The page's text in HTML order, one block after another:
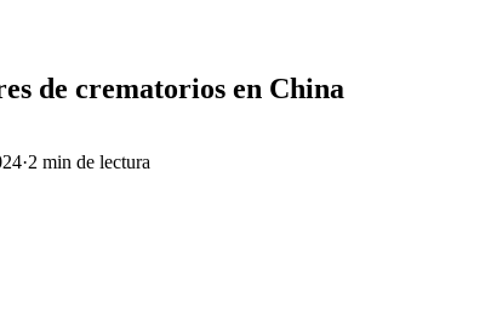
de crematorios en China
·2 min de lectura